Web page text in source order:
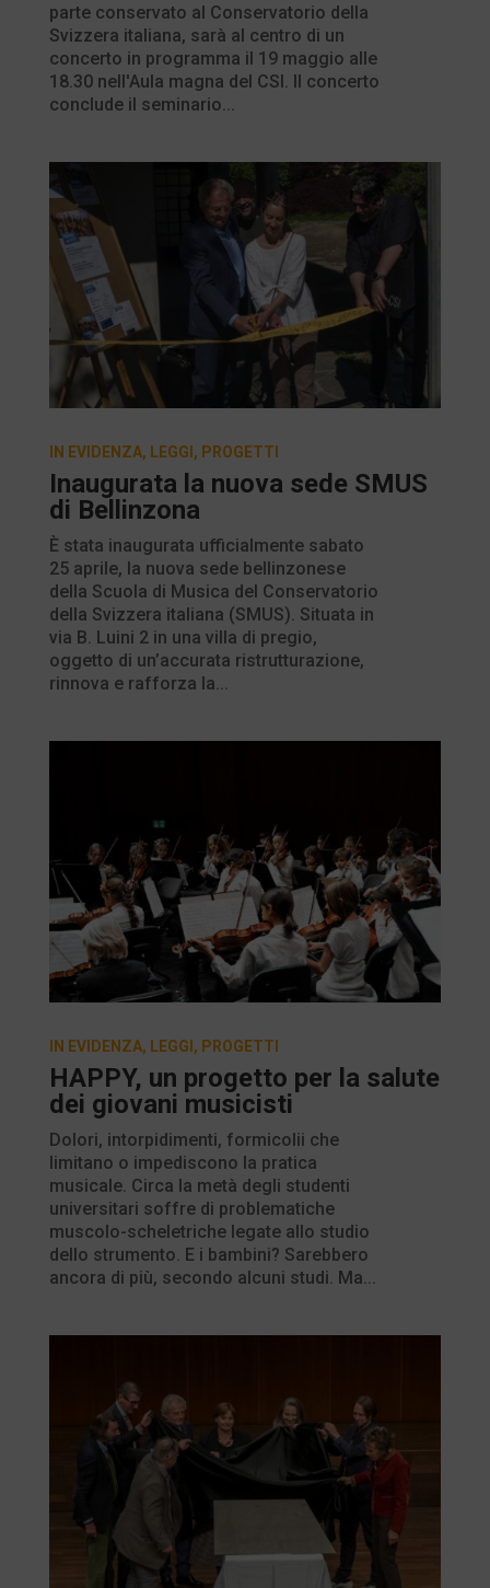
parte conservato al Conservatorio della
Svizzera italiana, sarà al centro di un
concerto in programma il 19 maggio alle
18.30 nell'Aula magna del CSI. Il concerto
conclude il seminario...
Inaugurata la nuova sede SMUS
di Bellinzona
IN EVIDENZA, LEGGI , PROGETTI
È stata inaugurata ufficialmente sabato
25 aprile, la nuova sede bellinzonese
della Scuola di Musica del Conservatorio
della Svizzera italiana (SMUS). Situata in
via B. Luini 2 in una villa di pregio,
oggetto di un’accurata ristrutturazione,
rinnova e rafforza la...
HAPPY, un progetto per la salute
dei giovani musicisti
IN EVIDENZA, LEGGI, PROGETTI
Dolori, intorpidimenti, formicolii che
limitano o impediscono la pratica
musicale. Circa la metà degli studenti
universitari soffre di problematiche
muscolo-scheletriche legate allo studio
dello strumento. E i bambini? Sarebbero
ancora di più, secondo alcuni studi. Ma...